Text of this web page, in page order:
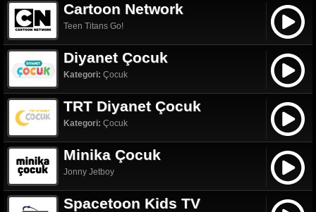
Cartoon Network
Teen Titans Go!
Diyanet Çocuk
Kategori: Çocuk
TRT Diyanet Çocuk
Kategori: Çocuk
Minika Çocuk
Jonny Jetboy
Spacetoon Kids TV